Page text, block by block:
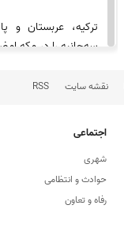
ترکیه، عربستان و
سه‌جانبه را در مکه
دستگیری عامل توهین
مجازی توسط پلیس
نقشه سایت RSS
اجتماعی
شهری
حوادث و انتظامی
رفاه و تعاون